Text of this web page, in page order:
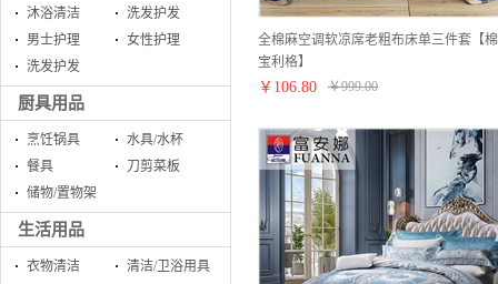
沐浴清洁
洗发护发
男士护理
女性护理
洗发护发
厨具用品
烹饪锅具
水具/水杯
餐具
刀剪菜板
储物/置物架
生活用品
衣物清洁
清洁/卫浴用具
全棉麻空调软凉席老粗布床单三件套【
宝利格】
￥ 106.80 ￥999.00